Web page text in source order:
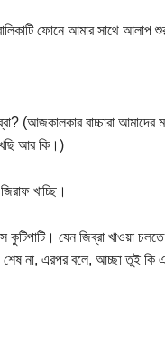
ফোনে আমার সাথে
(আজকালকার বাচ্চারা আমাদের
আর কি।)
খাচ্ছি।
কুটিপাটি। যেন জিব্রা খাওয়া
শেষ না, এরপর বলে, আচ্ছা তুই কি